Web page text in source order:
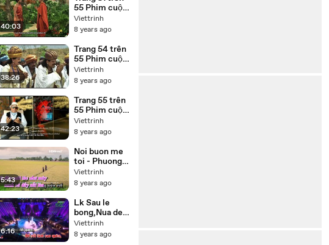
40:03
55 Phim cuộc
đời Đức Phật
Thích Ca
bộ 55 tập lồng
tiếng
Viettrinh
8 years ago
38:26
Trang 54 trên
55 Phim cuộc
đời Đức Phật
Thích Ca
bộ 55 tập lồng
tiếng
Viettrinh
8 years ago
42:23
Trang 55 trên
55 Phim cuộc
đời Đức Phật
Thích Ca
tiếng 55 tập
trọn bộ
Viettrinh
8 years ago
5:43
Noi buon me
toi - Phuong
my chi,Thuy
duong Beat
Viettrinh
8 years ago
6:16
Lk Sau le
bong,Nua dem
ngoai pho -
Cong
Viettrinh
8 years ago